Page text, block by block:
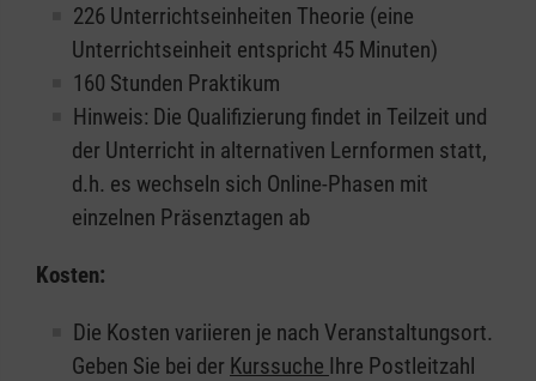
226 Unterrichtseinheiten Theorie (eine
Unterrichtseinheit entspricht 45 Minuten)
160 Stunden Praktikum
Hinweis: Die Qualifizierung findet in Teilzeit und
der Unterricht in alternativen Lernformen statt,
d.h. es wechseln sich Online-Phasen mit
einzelnen Präsenztagen ab
Kosten:
Die Kosten variieren je nach Veranstaltungsort.
Geben Sie bei der Kurssuche Ihre Postleitzahl